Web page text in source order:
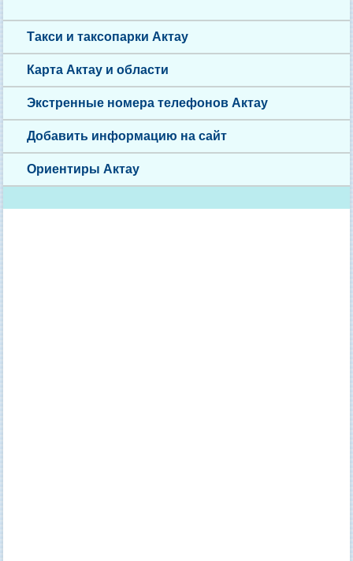
Такси и таксопарки Актау
Карта Актау и области
Экстренные номера телефонов Актау
Добавить информацию на сайт
Ориентиры Актау